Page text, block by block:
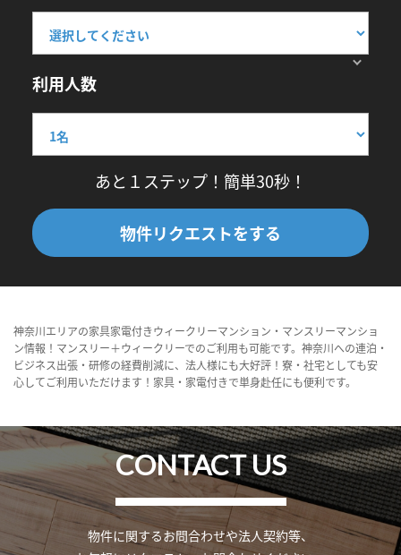
利用人数
あと１ステップ！簡単30秒！
物件リクエストをする
神奈川エリアの家具家電付きウィークリーマンション・マンスリーマンショ
ン情報！マンスリー＋ウィークリーでのご利用も可能です。神奈川への連泊・
ビジネス出張・研修の経費削減に、法人様にも大好評！寮・社宅としても安
心してご利用いただけます！家具・家電付きで単身赴任にも便利です。
CONTACT US
物件に関するお問合わせや法人契約等、